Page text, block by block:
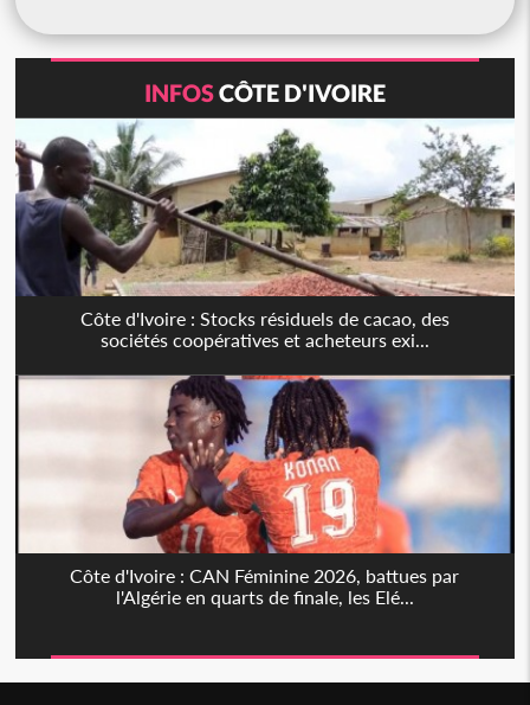
INFOSCÔTE D'IVOIRE
Côte d'Ivoire : Stocks résiduels de cacao, des
sociétés coopératives et acheteurs exi...
Côte d'Ivoire : CAN Féminine 2026, battues par
l'Algérie en quarts de finale, les Elé...